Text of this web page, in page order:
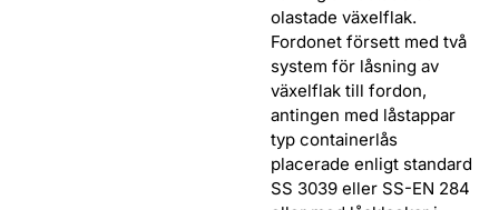
olastade växelflak.
Fordonet försett med två
system för låsning av
växelflak till fordon,
antingen med låstappar
typ containerlås
placerade enligt standard
SS 3039 eller SS-EN 284